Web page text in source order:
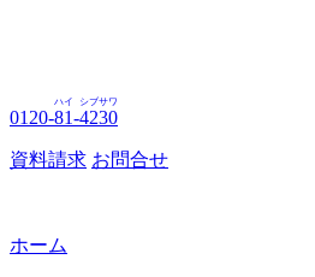
0120-81
ハイ
-4230
シブサワ
資料請求 お問合せ
ホーム